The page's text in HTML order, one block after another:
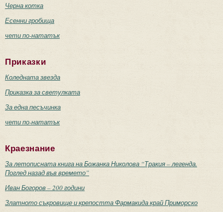
Черна котка
Есенни гробища
чети по-нататък
Приказки
Коледната звезда
Приказка за светулката
За една песъчинка
чети по-нататък
Краезнание
За летописната книга на Божанка Николова “Тракия – легенда.
Поглед назад във времето”
Иван Богоров – 200 години
Златното съкровище и крепостта Фармакида край Приморско